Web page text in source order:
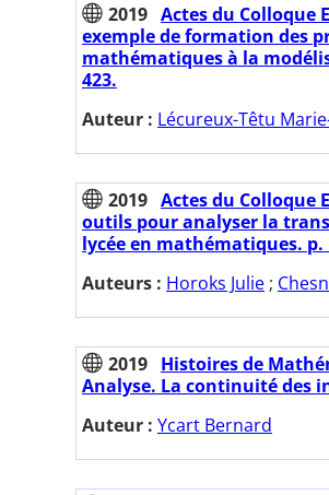
2019 Actes du Colloque
exemple de formation des
mathématiques à la
423.
Auteur : Lécureux-Têtu
2019 Actes du Colloque
outils pour analyser la
lycée en mathématiques. p.
Auteurs : Horoks Julie ;
2019 Histoires de
Analyse. La continuité des
Auteur : Ycart Bernard